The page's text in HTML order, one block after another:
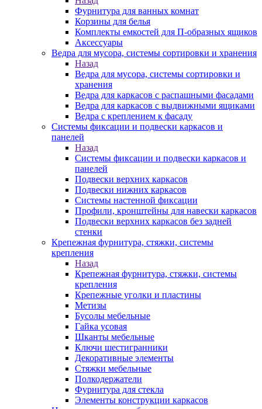
Фурнитура для ванных комнат
Корзины для белья
Комплекты емкостей для П-образных ящиков
Аксессуары
Ведра для мусора, системы сортировки и хранения
Назад
Ведра для мусора, системы сортировки и
хранения
Ведра для каркасов с распашными фасадами
Ведра для каркасов с выдвижными ящиками
Ведра с креплением к фасаду
Системы фиксации и подвески каркасов и
панелей
Назад
Системы фиксации и подвески каркасов и
панелей
Подвески верхних каркасов
Подвески нижних каркасов
Системы настенной фиксации
Профили, кронштейны для навески каркасов
Подвески верхних каркасов без задней
стенки
Крепежная фурнитура, стяжки, системы
крепления
Назад
Крепежная фурнитура, стяжки, системы
крепления
Крепежные уголки и пластины
Метизы
Бусолы мебельные
Гайка усовая
Шканты мебельные
Ключи шестигранники
Декоративные элементы
Стяжки мебельные
Полкодержатели
Фурнитура для стекла
Элементы конструкции каркасов